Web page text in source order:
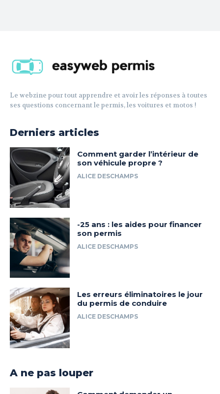
Le webzine pour tout apprendre et avoir les réponses à toutes
ses questions concernant le permis, les voitures et motos !
Derniers articles
Comment garder l’intérieur de
son véhicule propre ?
ALICE DESCHAMPS
-25 ans : les aides pour financer
son permis
ALICE DESCHAMPS
Les erreurs éliminatoires le jour
du permis de conduire
ALICE DESCHAMPS
A ne pas louper